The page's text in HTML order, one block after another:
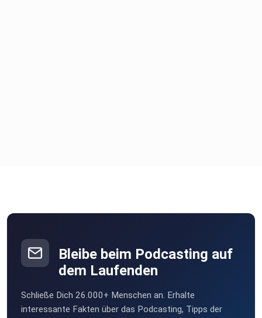
Bleibe beim Podcasting auf
dem Laufenden
Schließe Dich 26.000+ Menschen an. Erhalte
interessante Fakten über das Podcasting, Tipps der